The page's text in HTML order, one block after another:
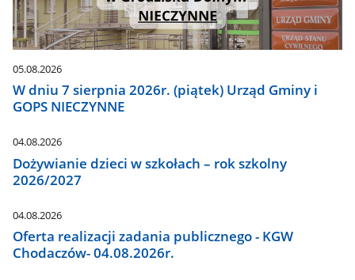
05.08.2026
W dniu 7 sierpnia 2026r. (piątek) Urząd Gminy i
GOPS NIECZYNNE
04.08.2026
Dożywianie dzieci w szkołach – rok szkolny
2026/2027
04.08.2026
Oferta realizacji zadania publicznego - KGW
Chodaczów- 04.08.2026r.